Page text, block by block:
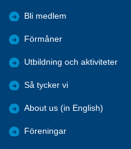
Bli medlem
Förmåner
Utbildning och aktiviteter
Så tycker vi
About us (in English)
Föreningar